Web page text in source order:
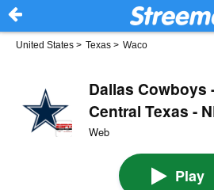
United States > Texas > Waco
Dallas Cowboys
Central Texas -
Web
Play